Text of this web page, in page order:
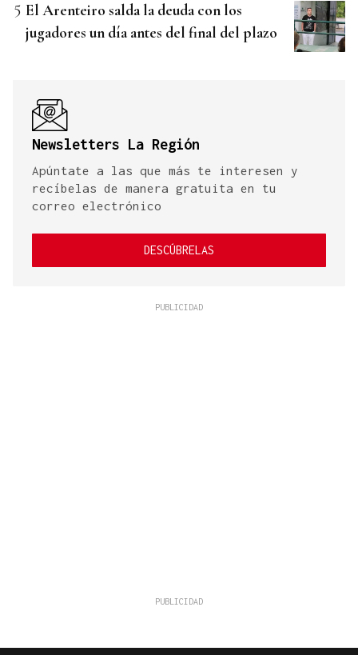
El Arenteiro salda la deuda con los
jugadores un día antes del final del plazo
Newsletters La Región
Apúntate a las que más te interesen y
recíbelas de manera gratuita en tu
correo electrónico
DESCÚBRELAS